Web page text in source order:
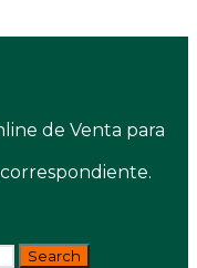
de Venta para